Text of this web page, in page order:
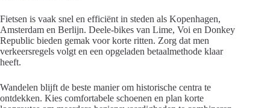
Fietsen is vaak snel en efficiënt in steden als Kopenhagen,
Amsterdam en Berlijn. Deele-bikes van Lime, Voi en Donkey
Republic bieden gemak voor korte ritten. Zorg dat men
verkeersregels volgt en een opgeladen betaalmethode klaar
heeft.
Wandelen blijft de beste manier om historische centra te
ontdekken. Kies comfortabele schoenen en plan korte